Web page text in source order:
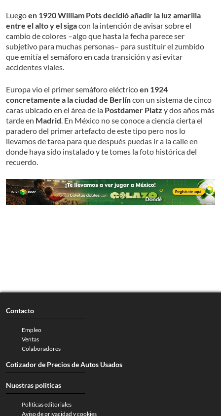
Luegoen 1920 William Pots decidió añadir la luz amarilla
entre el alto y el sigacon la intención de avisar sobre el
cambio de colores –algo que hasta la fecha parece ser
subjetivo para muchas personas– para sustituir el zumbido
que emitía el semáforo en cada transición y así evitar
accidentes viales.
Europa vio el primer semáforo eléctricoen 1924
concretamente a la ciudad de Berlíncon un sistema de cinco
caras ubicado en el área de la Postdamer Platz y dos años más
tarde en Madrid. En México no se conoce a ciencia cierta el
paradero del primer artefacto de este tipo pero nos lo
llevamos de tarea para que después puedas ir a la calle en
donde haya sido instalado y te tomes la foto histórica del
recuerdo.
Contacto
Empleo
Ventas
Colaboradores
Cotizador de Precios de Autos Usados
Nuestras politicas
Políticas editoriales
Aviso de privacidad y cookies